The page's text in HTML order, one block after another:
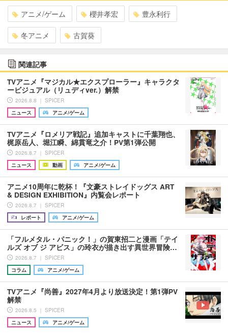
アニメ/ゲーム 櫻井孝宏 豊永利行
冬アニメ 古賀葵
関連記事
TVアニメ『マジカル★エクスプローラー』キャラクタ
ービジュアル（リュディver.）解禁
2026.8.8 ｜ SPICER
ニュース
アニメ/ゲーム
TVアニメ『ロメリア戦記』追加キャストに千葉翔也、
梶原岳人、堀江瞬、綿貫竜之介！PV第1弾公開
2026.8.7 ｜ SPICER
ニュース
動画 アニメ/ゲーム
アニメ10周年に乾杯！『文豪ストレイドッグス ART
& DESIGN EXHIBITION』内覧会レポート
2026.8.7 ｜ SPICER
レポート
アニメ/ゲーム
「フルメタル・パニック！」の賀東招二と漫画「テイ
ルズ オブ ジ アビス」の玲衣が描き出す異世界冒険…
2026.8.7 ｜ SPICER
コラム
アニメ/ゲーム
TVアニメ『尚善』2027年4月より放送決定！第1弾PV
解禁
2026.8.5 ｜ SPICER
ニュース
アニメ/ゲーム